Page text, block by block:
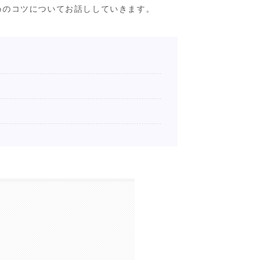
コツについてお話ししていきます。